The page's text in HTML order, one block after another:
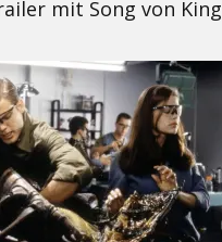
mit Song von King